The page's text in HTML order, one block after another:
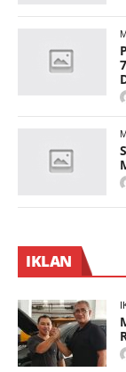
IKLAN